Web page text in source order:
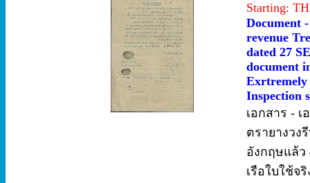
Starting:
Document
revenue
dated 27
document
Exrtremely
Inspection
เอกสาร -
ตรายางวง
อังกฤษแล้ว
เรือใบใช้จ